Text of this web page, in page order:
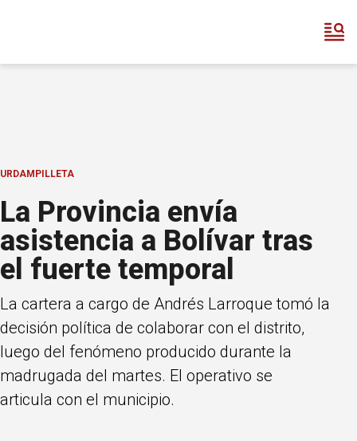
URDAMPILLETA
La Provincia envía
asistencia a Bolívar tras
el fuerte temporal
La cartera a cargo de Andrés Larroque tomó la
decisión política de colaborar con el distrito,
luego del fenómeno producido durante la
madrugada del martes. El operativo se
articula con el municipio.